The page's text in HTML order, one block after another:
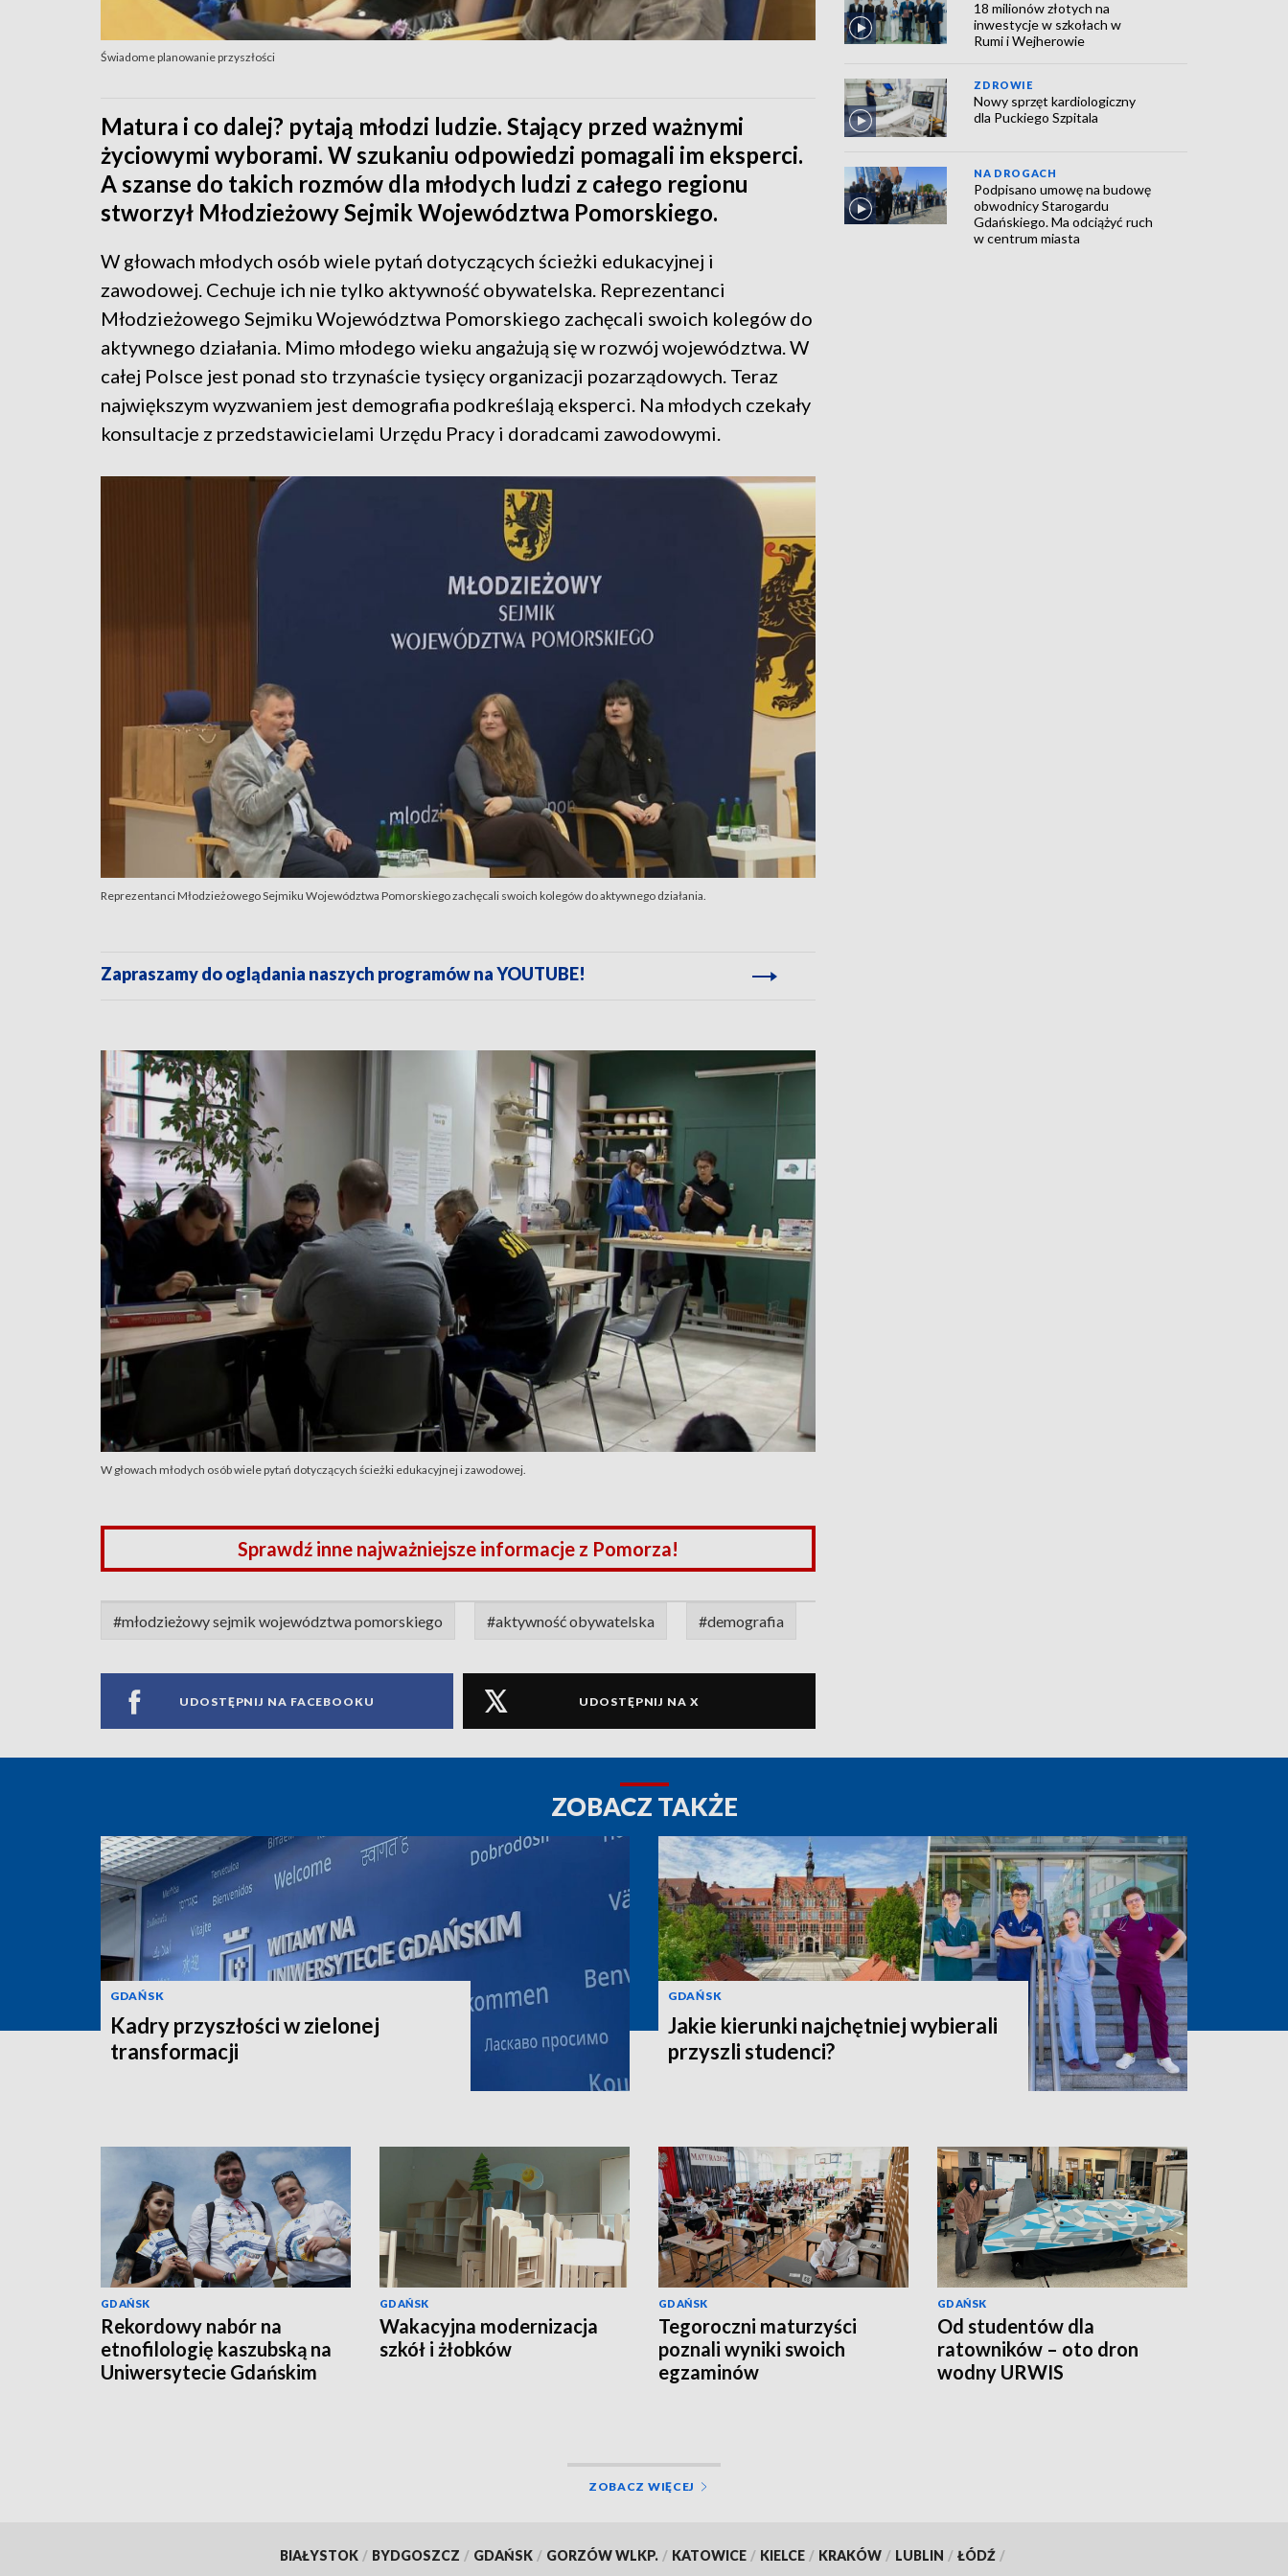
Świadome planowanie przyszłości
Matura i co dalej? pytają młodzi ludzie. Stający przed ważnymi
życiowymi wyborami. W szukaniu odpowiedzi pomagali im eksperci.
A szanse do takich rozmów dla młodych ludzi z całego regionu
stworzył Młodzieżowy Sejmik Województwa Pomorskiego.
W głowach młodych osób wiele pytań dotyczących ścieżki edukacyjnej i
zawodowej. Cechuje ich nie tylko aktywność obywatelska. Reprezentanci
Młodzieżowego Sejmiku Województwa Pomorskiego zachęcali swoich kolegów do
aktywnego działania. Mimo młodego wieku angażują się w rozwój województwa. W
całej Polsce jest ponad sto trzynaście tysięcy organizacji pozarządowych. Teraz
największym wyzwaniem jest demografia podkreślają eksperci. Na młodych czekały
konsultacje z przedstawicielami Urzędu Pracy i doradcami zawodowymi.
Reprezentanci Młodzieżowego Sejmiku Województwa Pomorskiego zachęcali swoich kolegów do aktywnego działania.
Zapraszamy do oglądania naszych programów na YOUTUBE!
W głowach młodych osób wiele pytań dotyczących ścieżki edukacyjnej i zawodowej.
Sprawdź inne najważniejsze informacje z Pomorza!
#młodzieżowy sejmik województwa pomorskiego #aktywność obywatelska #demografia
UDOSTĘPNIJ NA FACEBOOKU UDOSTĘPNIJ NA X
18 milionów złotych na
inwestycje w szkołach w
Rumi i Wejherowie
ZDROWIE
Nowy sprzęt kardiologiczny
dla Puckiego Szpitala
NA DROGACH
Podpisano umowę na budowę
obwodnicy Starogardu
Gdańskiego. Ma odciążyć ruch
w centrum miasta
ZOBACZ TAKŻE
GDAŃSK
Kadry przyszłości w zielonej
transformacji
GDAŃSK
Jakie kierunki najchętniej wybierali
przyszli studenci?
GDAŃSK
Rekordowy nabór na
etnofilologię kaszubską na
Uniwersytecie Gdańskim
GDAŃSK
Wakacyjna modernizacja
szkół i żłobków
GDAŃSK
Tegoroczni maturzyści
poznali wyniki swoich
egzaminów
GDAŃSK
Od studentów dla
ratowników – oto dron
wodny URWIS
ZOBACZ WIĘCEJ
BIAŁYSTOK / BYDGOSZCZ / GDAŃSK / GORZÓW WLKP. / KATOWICE / KIELCE / KRAKÓW / LUBLIN / ŁÓDŹ /